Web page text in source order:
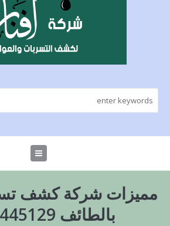
مميزات شركة كشف
بالطائف 0553445129